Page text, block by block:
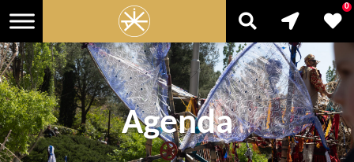
Agenda
0